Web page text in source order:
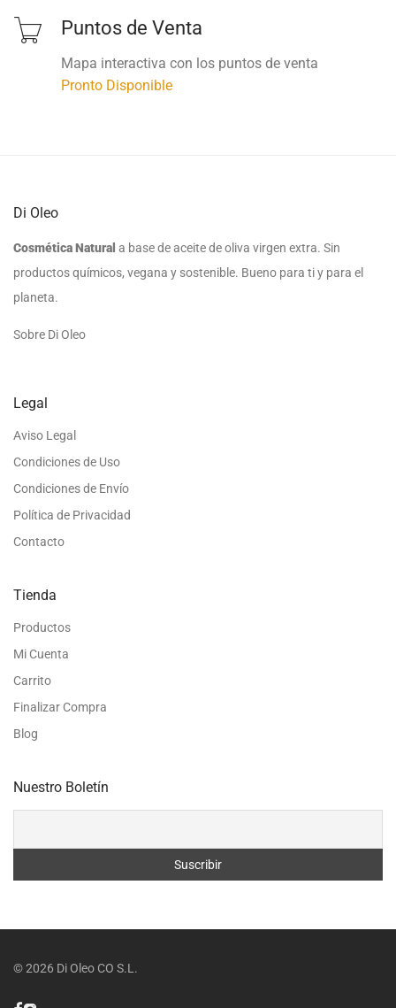
Puntos de Venta
Mapa interactiva con los puntos de venta
Pronto Disponible
Di Oleo
Cosmética Natural a base de aceite de oliva virgen extra. Sin
productos químicos, vegana y sostenible. Bueno para ti y para el
planeta.
Sobre Di Oleo
Legal
Aviso Legal
Condiciones de Uso
Condiciones de Envío
Política de Privacidad
Contacto
Tienda
Productos
Mi Cuenta
Carrito
Finalizar Compra
Blog
Nuestro Boletín
©2026 Di Oleo CO S.L.